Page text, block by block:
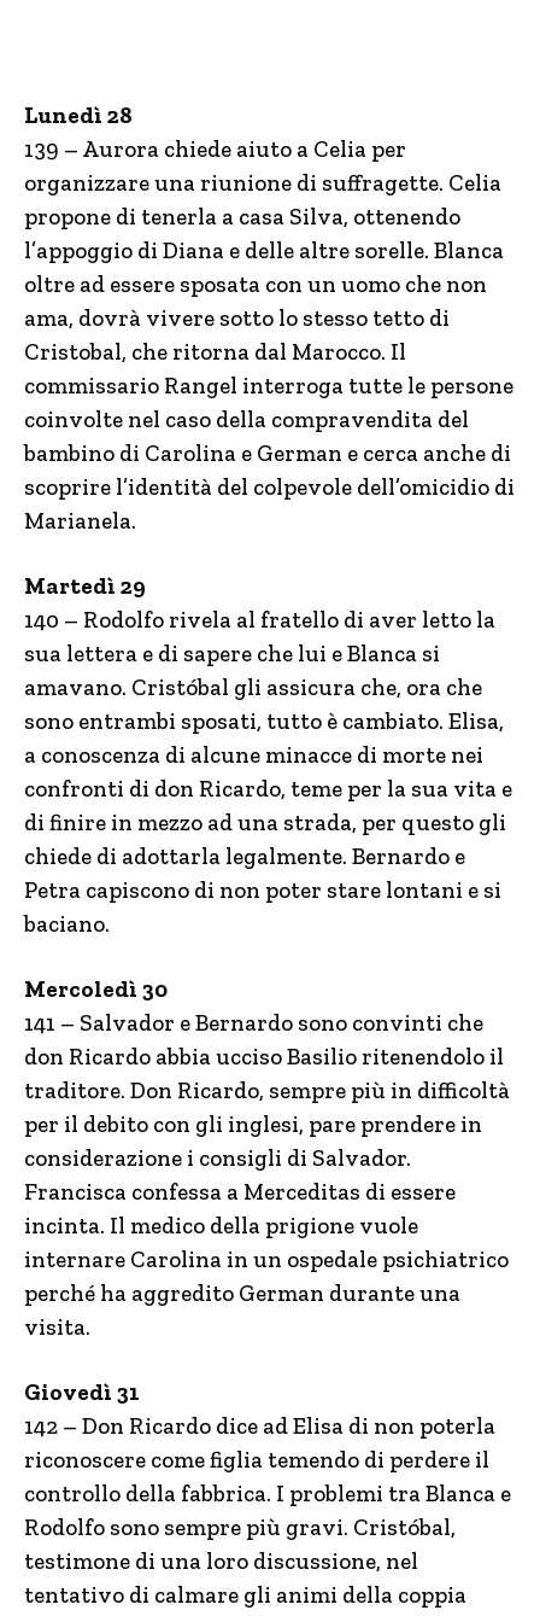
Lunedì 28
139 – Aurora chiede aiuto a Celia per
organizzare una riunione di suffragette. Celia
propone di tenerla a casa Silva, ottenendo
l’appoggio di Diana e delle altre sorelle. Blanca
oltre ad essere sposata con un uomo che non
ama, dovrà vivere sotto lo stesso tetto di
Cristobal, che ritorna dal Marocco. Il
commissario Rangel interroga tutte le persone
coinvolte nel caso della compravendita del
bambino di Carolina e German e cerca anche di
scoprire l’identità del colpevole dell’omicidio di
Marianela.
Martedì 29
140 – Rodolfo rivela al fratello di aver letto la
sua lettera e di sapere che lui e Blanca si
amavano. Cristóbal gli assicura che, ora che
sono entrambi sposati, tutto è cambiato. Elisa,
a conoscenza di alcune minacce di morte nei
confronti di don Ricardo, teme per la sua vita e
di finire in mezzo ad una strada, per questo gli
chiede di adottarla legalmente. Bernardo e
Petra capiscono di non poter stare lontani e si
baciano.
Mercoledì 30
141 – Salvador e Bernardo sono convinti che
don Ricardo abbia ucciso Basilio ritenendolo il
traditore. Don Ricardo, sempre più in difficoltà
per il debito con gli inglesi, pare prendere in
considerazione i consigli di Salvador.
Francisca confessa a Merceditas di essere
incinta. Il medico della prigione vuole
internare Carolina in un ospedale psichiatrico
perché ha aggredito German durante una
visita.
Giovedì 31
142 – Don Ricardo dice ad Elisa di non poterla
riconoscere come figlia temendo di perdere il
controllo della fabbrica. I problemi tra Blanca e
Rodolfo sono sempre più gravi. Cristóbal,
testimone di una loro discussione, nel
tentativo di calmare gli animi della coppia